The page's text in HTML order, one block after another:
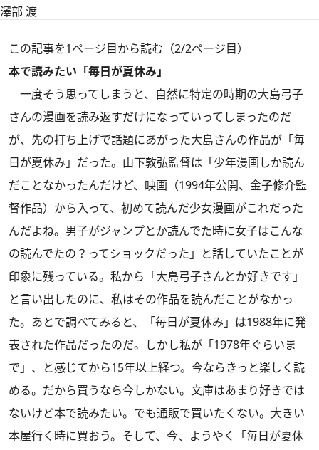
澤部 渡
この記事を1ページ目から読む（2/2ページ目）
本で読みたい「毎日が夏休み」
一度そう思ってしまうと、自然に特定の時期の大島弓子
さんの漫画を読み返すだけになっていってしまったのだ
が、先の打ち上げで話題にあがった大島さんの作品が「毎
日が夏休み」だった。山下敦弘監督は「少年漫画しか読ん
だことなかったんだけど、映画（1994年公開、金子修介監
督作品）から入って、初めて読んだ少女漫画がこれだった
んだよね。男子がジャンプとか読んでた時に女子はこんな
の読んでたの？ってショックだった」と話していたことが
印象に残っている。私から「大島弓子さんとか好きです」
と言い出したのに、私はその作品を読んだことがなかっ
た。あとで調べてみると、「毎日が夏休み」は1988年に発
表された作品だったのだ。しかし私が「1978年ぐらいま
で」、と感じてから15年以上経つ。今ならきっと楽しく読
める。だから買うなら今しかない。文庫はあまり好きでは
ないけど本で読みたい。でも通販で買いたくない。大きい
本屋行く時に買おう。そして、今、ようやく「毎日が夏休